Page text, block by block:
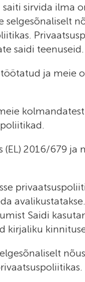
sirvida ilma
saidi teenuseid.
ja meie
2016/679 ja
Saidi